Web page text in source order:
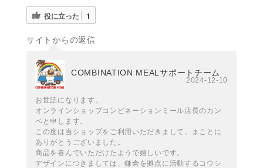
役に立った 1
サイトからの返信
COMBINATION MEALサポートチーム
2024-12-10
お世話になります。
オンラインショップコンビネーションミール店長のカン
ベと申します。
この度は当ショップをご利用いただきまして、まことに
ありがとうございました。
商品を喜んでいただけたようで嬉しいです。
デザインにつきましては、鎌倉を拠点に活動するコウシ